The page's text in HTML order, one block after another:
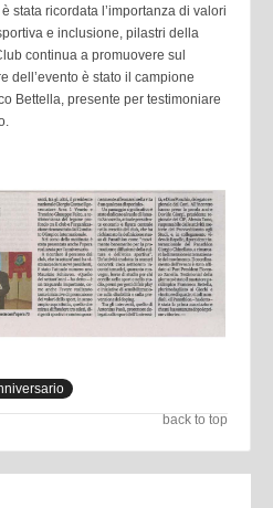
stata ricordata l’importanza di valori
e inclusione, pilastri della
continua a promuovere sul
dell’evento è stato il campione
Bettella, presente per testimoniare
back to top